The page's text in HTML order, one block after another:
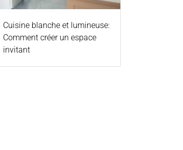
Cuisine blanche et lumineuse:
Comment créer un espace
invitant